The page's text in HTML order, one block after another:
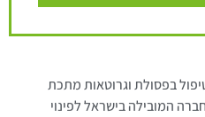
בפסולת וגרוטאות מתכת
המובילה בישראל לפינוי